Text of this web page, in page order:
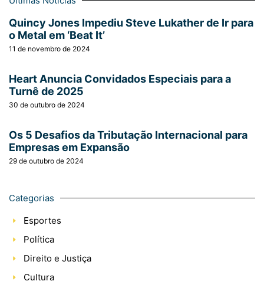
Quincy Jones Impediu Steve Lukather de Ir para
o Metal em ‘Beat It’
11 de novembro de 2024
Heart Anuncia Convidados Especiais para a
Turnê de 2025
30 de outubro de 2024
Os 5 Desafios da Tributação Internacional para
Empresas em Expansão
29 de outubro de 2024
Categorias
Esportes
Política
Direito e Justiça
Cultura